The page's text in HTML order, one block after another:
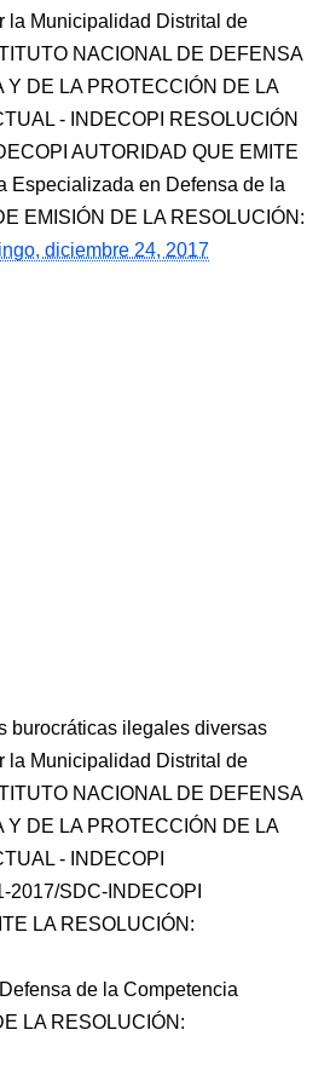
la Municipalidad Distrital de
NACIONAL DE DEFENSA
Y DE LA PROTECCIÓN DE LA
- INDECOPI RESOLUCIÓN
AUTORIDAD QUE EMITE
Especializada en Defensa de la
EMISIÓN DE LA RESOLUCIÓN:
diciembre 24, 2017
burocráticas ilegales diversas
la Municipalidad Distrital de
NACIONAL DE DEFENSA
Y DE LA PROTECCIÓN DE LA
- INDECOPI
2017/SDC-INDECOPI
LA RESOLUCIÓN:
de la Competencia
LA RESOLUCIÓN: